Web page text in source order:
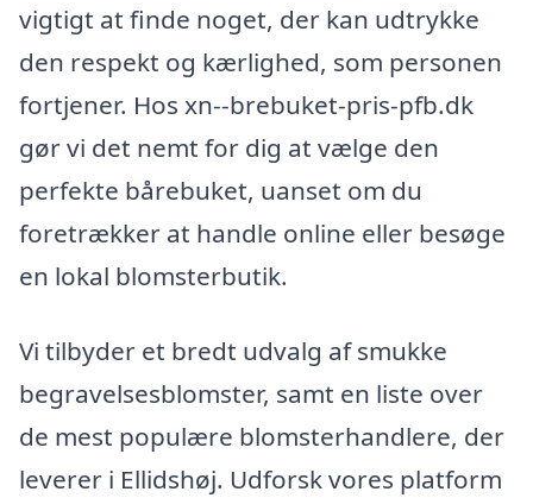
vigtigt at finde noget, der kan udtrykke
den respekt og kærlighed, som personen
fortjener. Hos xn--brebuket-pris-pfb.dk
gør vi det nemt for dig at vælge den
perfekte bårebuket, uanset om du
foretrækker at handle online eller besøge
en lokal blomsterbutik.
Vi tilbyder et bredt udvalg af smukke
begravelsesblomster, samt en liste over
de mest populære blomsterhandlere, der
leverer i Ellidshøj. Udforsk vores platform